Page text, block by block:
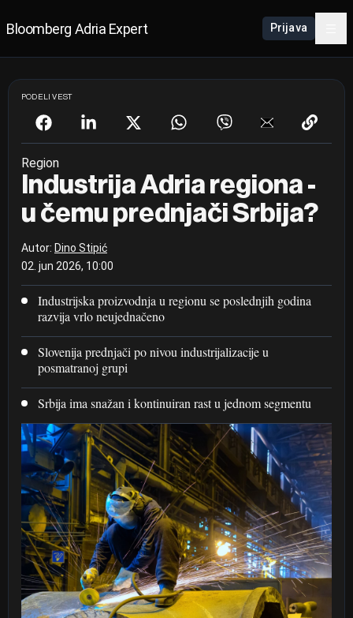
Bloomberg Adria Expert Prijava
PODELI VEST
Region
Industrija Adria regiona -
u čemu prednjači Srbija?
Autor: Dino Stipić
02. jun 2026, 10:00
Industrijska proizvodnja u regionu se poslednjih godina
razvija vrlo neujednačeno
Slovenija prednjači po nivou industrijalizacije u
posmatranoj grupi
Srbija ima snažan i kontinuiran rast u jednom segmentu